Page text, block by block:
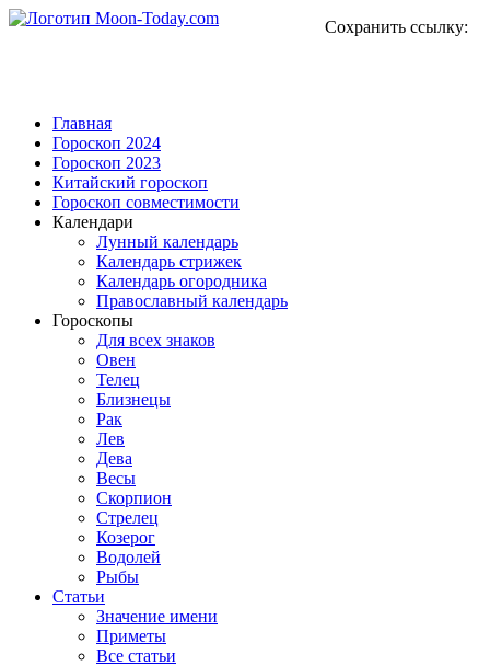
Сохранить ссылку:
Главная
Гороскоп 2024
Гороскоп 2023
Китайский гороскоп
Гороскоп совместимости
Календари
Лунный календарь
Календарь стрижек
Календарь огородника
Православный календарь
Гороскопы
Для всех знаков
Овен
Телец
Близнецы
Рак
Лев
Дева
Весы
Скорпион
Стрелец
Козерог
Водолей
Рыбы
Статьи
Значение имени
Приметы
Все статьи